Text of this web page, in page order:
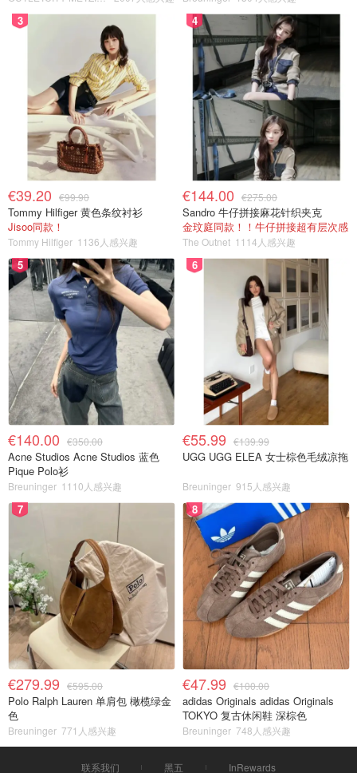
3
€39.20 €99.90
Tommy Hilfiger 黄色条纹衬衫
Jisoo同款！
Tommy Hilfiger 1136人感兴趣
4
€144.00 €275.00
Sandro 牛仔拼接麻花针织夹克
金玟庭同款！！牛仔拼接超有层次感
The Outnet 1114人感兴趣
5
€140.00 €350.00
Acne Studios Acne Studios 蓝色
Pique Polo衫
Breuninger 1110人感兴趣
6
€55.99 €139.99
UGG UGG ELEA 女士棕色毛绒凉拖
Breuninger 915人感兴趣
7
€279.99 €595.00
Polo Ralph Lauren 单肩包 橄榄绿金
色
Breuninger 771人感兴趣
8
€47.99 €100.00
adidas Originals adidas Originals
TOKYO 复古休闲鞋 深棕色
Breuninger 748人感兴趣
联系我们 黑五 InRewards